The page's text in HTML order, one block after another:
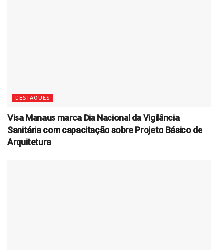
DESTAQUES
Visa Manaus marca Dia Nacional da Vigilância
Sanitária com capacitação sobre Projeto Básico de
Arquitetura